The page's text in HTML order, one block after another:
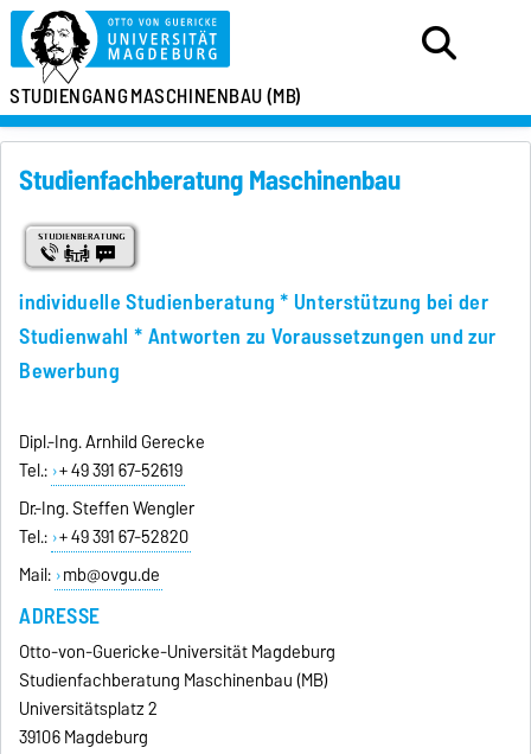
STUDIENGANGMASCHINENBAU (MB)
Studienfachberatung Maschinenbau
individuelle Studienberatung * Unterstützung bei der
Studienwahl * Antworten zu Voraussetzungen und zur
Bewerbung
Dipl.-Ing. Arnhild Gerecke
Tel.: + 49 391 67-52619
Dr.-Ing. Steffen Wengler
Tel.: + 49 391 67-52820
Mail: mb@ovgu.de
ADRESSE
Otto-von-Guericke-Universität Magdeburg
Studienfachberatung Maschinenbau (MB)
Universitätsplatz 2
39106 Magdeburg